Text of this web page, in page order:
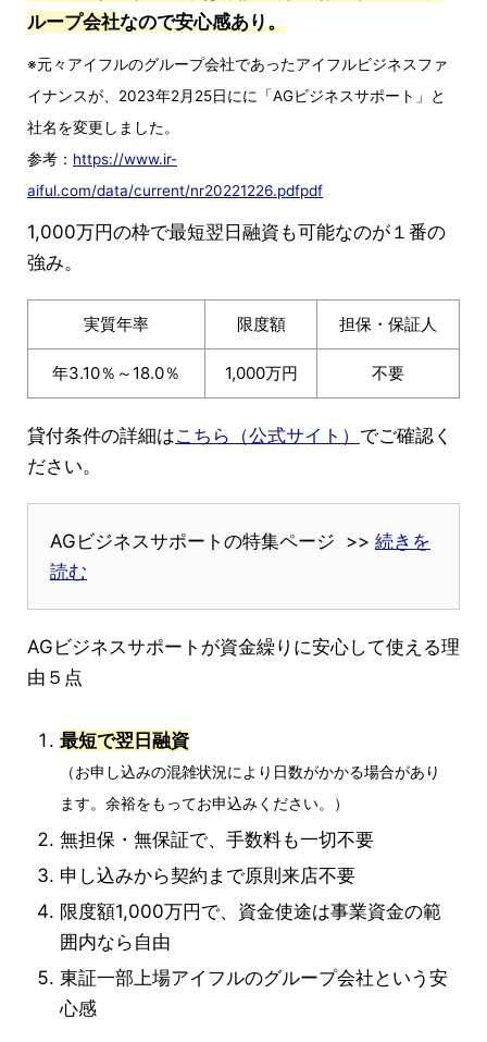
ループ会社なので安心感あり。
※元々アイフルのグループ会社であったアイフルビジネスファ
イナンスが、2023年2月25日にに「AGビジネスサポート」と
社名を変更しました。
参考： https://www.ir-
aiful.com/data/current/nr20221226.pdfpdf
1,000万円の枠で最短翌日融資も可能なのが１番の
強み。
実質年率 限度額 担保・保証人
年3.10％～18.0％ 1,000万円 不要
貸付条件の詳細はこちら（公式サイト） でご確認く
ださい。
AGビジネスサポートの特集ページ >> 続きを
読む
AGビジネスサポートが資金繰りに安心して使える理
由５点
最短で翌日融資
（お申し込みの混雑状況により日数がかかる場合があり
ます。余裕をもってお申込みください。）
無担保・無保証で、手数料も一切不要
申し込みから契約まで原則来店不要
限度額1,000万円で、資金使途は事業資金の範
囲内なら自由
東証一部上場アイフルのグループ会社という安
心感